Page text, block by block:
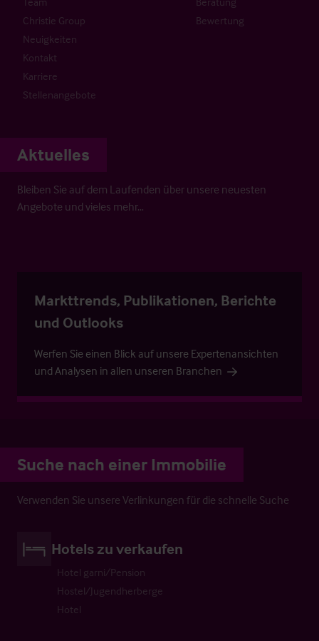
Christie Group
Neuigkeiten
Kontakt
Karriere
Stellenangebote
Bewertung
Aktuelles
Bleiben Sie auf dem Laufenden über unsere neuesten
Angebote und vieles mehr…
Markttrends, Publikationen, Berichte
und Outlooks
Werfen Sie einen Blick auf unsere Expertenansichten
und Analysen in allen unseren Branchen
Suche nach einer Immobilie
Verwenden Sie unsere Verlinkungen für die schnelle Suche
Hotels zu verkaufen
Hotel garni/Pension
Hostel/Jugendherberge
Hotel